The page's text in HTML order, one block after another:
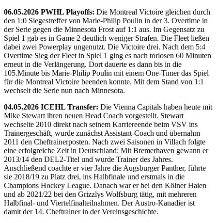
06.05.2026 PWHL Playoffs: Die Montreal Victoire gleichen durch
den 1:0 Siegestreffer von Marie-Philip Poulin in der 3. Overtime in
der Serie gegen die Minnesota Frost auf 1:1 aus. Im Gegensatz zu
Spiel 1 gab es in Game 2 deutlich weniger Strafen. Die Fleet ließen
dabei zwei Powerplay ungenutzt. Die Victoire drei. Nach dem 5:4
Overtime Sieg der Fleet in Spiel 1 ging es nach torlosen 60 Minuten
erneut in die Verlängerung. Dort dauerte es dann bis in die
105.Minute bis Marie-Philip Poulin mit einem One-Timer das Spiel
für die Montreal Victoire beenden konnte. Mit dem Stand von 1:1
wechselt die Serie nun nach Minnesota.
04.05.2026 ICEHL Transfer: Die Vienna Capitals haben heute mit
Mike Stewart ihren neuen Head Coach vorgestellt. Stewart
wechselte 2010 direkt nach seinem Karriereende beim VSV ins
Trainergeschäft, wurde zunächst Assistant-Coach und übernahm
2011 den Cheftrainerposten. Nach zwei Saisonen in Villach folgte
eine erfolgreiche Zeit in Deutschland: Mit Bremerhaven gewann er
2013/14 den DEL2-Titel und wurde Trainer des Jahres.
Anschließend coachte er vier Jahre die Augsburger Panther, führte
sie 2018/19 zu Platz drei, ins Halbfinale und erstmals in die
Champions Hockey League. Danach war er bei den Kölner Haien
und ab 2021/22 bei den Grizzlys Wolfsburg tätig, mit mehreren
Halbfinal- und Viertelfinalteilnahmen. Der Austro-Kanadier ist
damit der 14. Cheftrainer in der Vereinsgeschichte.